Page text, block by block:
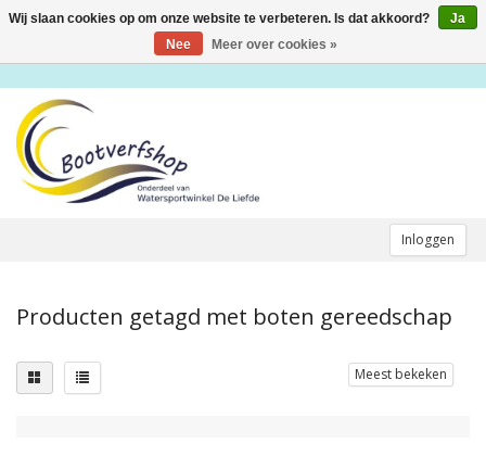
Inloggen
Toggle
Producten getagd met boten gereedschap
Meest bekeken
Wij slaan cookies op om onze website te verbeteren. Is dat akkoord?
Ja
Nee
Meer over cookies »